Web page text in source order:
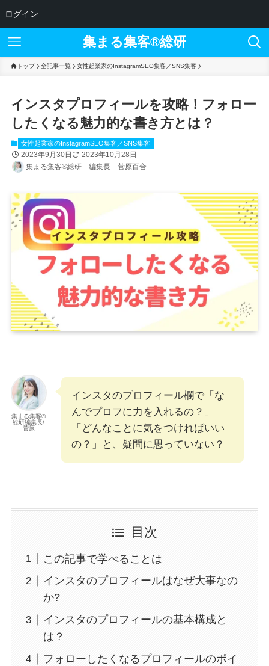
ログイン
集まる集客®︎総研
トップ 全記事一覧 女性起業家のInstagramSEO集客／SNS集客
インスタプロフィールを攻略！フォロー
したくなる魅力的な書き方とは？
女性起業家のInstagramSEO集客／SNS集客
2023年9月30日
2023年10月28日
集まる集客®総研 編集長 菅原百合
集まる集客®︎
総研編集長/
菅原
インスタのプロフィール欄で「な
んでプロフに力を入れるの？」
「どんなことに気をつければいい
の？」と、疑問に思っていない？
目次
この記事で学べることは
インスタのプロフィールはなぜ大事なの
か?
インスタのプロフィールの基本構成と
は？
フォローしたくなるプロフィールのポイ